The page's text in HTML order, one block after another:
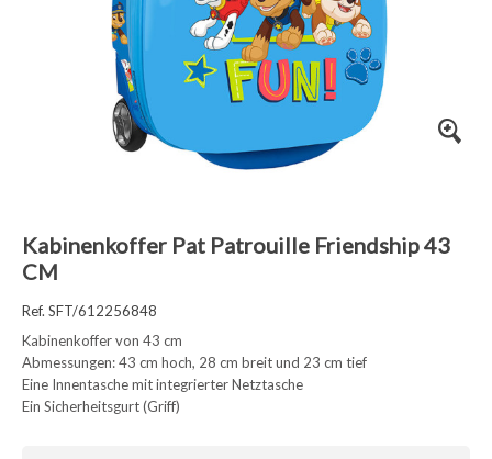
Kabinenkoffer Pat Patrouille Friendship 43
CM
Ref. SFT/612256848
Kabinenkoffer von 43 cm
Abmessungen: 43 cm hoch, 28 cm breit und 23 cm tief
Eine Innentasche mit integrierter Netztasche
Ein Sicherheitsgurt (Griff)